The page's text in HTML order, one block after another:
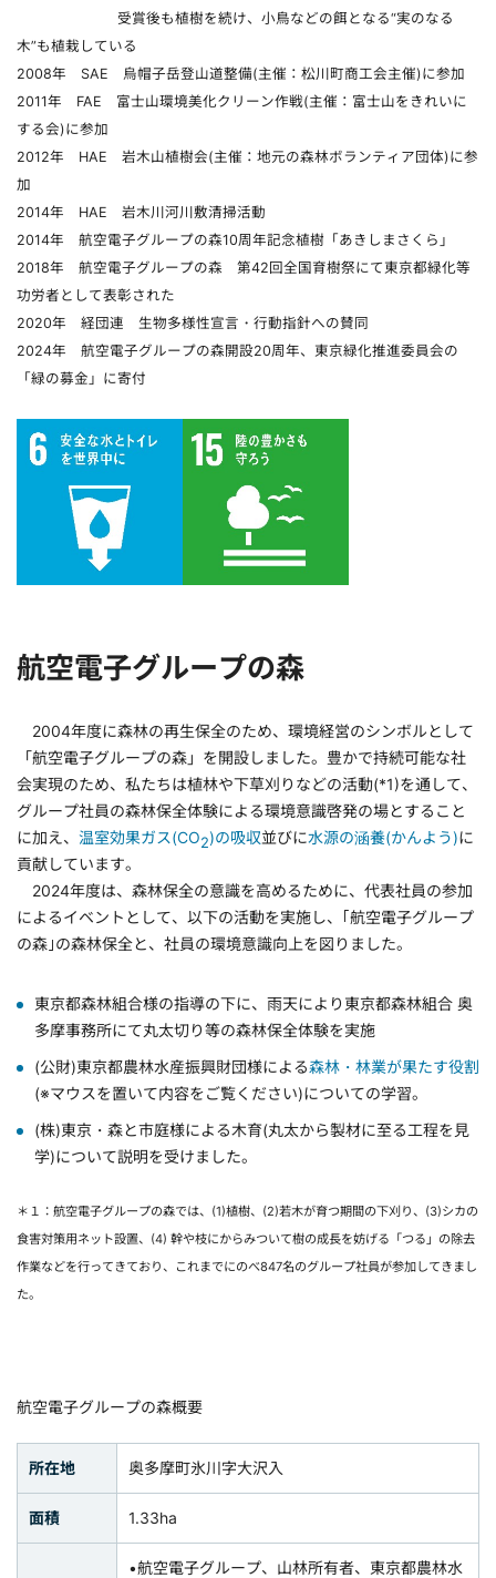
受賞後も植樹を続け、小鳥などの餌となる“実のなる
木”も植栽している
2008年 SAE 烏帽子岳登山道整備(主催：松川町商工会主催)に参加
2011年 FAE 富士山環境美化クリーン作戦(主催：富士山をきれいに
する会)に参加
2012年 HAE 岩木山植樹会(主催：地元の森林ボランティア団体)に参
加
2014年 HAE 岩木川河川敷清掃活動
2014年 航空電子グループの森10周年記念植樹「あきしまさくら」
2018年 航空電子グループの森 第42回全国育樹祭にて東京都緑化等
功労者として表彰された
2020年 経団連 生物多様性宣言・行動指針への賛同
2024年 航空電子グループの森開設20周年、東京緑化推進委員会の
「緑の募金」に寄付
航空電子グループの森
2004年度に森林の再生保全のため、環境経営のシンボルとして
「航空電子グループの森」を開設しました。豊かで持続可能な社
会実現のため、私たちは植林や下草刈りなどの活動(*1)を通して、
グループ社員の森林保全体験による環境意識啓発の場とすること
に加え、 温室効果ガス(CO2)の吸収並びに水源の涵養(かんよう)に
貢献しています。
2024年度は、森林保全の意識を高めるために、代表社員の参加
によるイベントとして、以下の活動を実施し、｢航空電子グループ
の森｣の森林保全と、社員の環境意識向上を図りました。
東京都森林組合様の指導の下に、雨天により東京都森林組合 奥
多摩事務所にて丸太切り等の森林保全体験を実施
(公財)東京都農林水産振興財団様による森林・林業が果たす役割
(※マウスを置いて内容をご覧ください)についての学習。
(株)東京・森と市庭様による木育(丸太から製材に至る工程を見
学)について説明を受けました。
＊１：航空電子グループの森では、(1)植樹、(2)若木が育つ期間の下刈り、(3)シカの
食害対策用ネット設置、(4) 幹や枝にからみついて樹の成長を妨げる「つる」の除去
作業などを行ってきており、これまでにのべ847名のグループ社員が参加してきまし
た。
航空電子グループの森概要
所在地 奥多摩町氷川字大沢入
面積 1.33ha
•航空電子グループ、山林所有者、東京都農林水